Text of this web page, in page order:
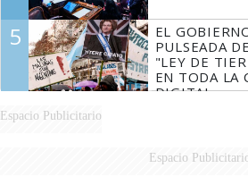
5
EL
PULSEADA
"LEY DE
EN TODA LA
DIGITAL
Espacio Publicitario
Espacio